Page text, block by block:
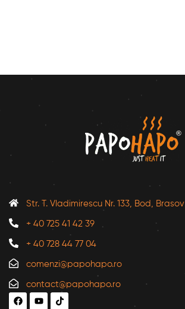
Str. T. Vladimirescu Nr. 133, Bod, Brasov
+ 40 725 41 42 39
+ 40 728 44 77 04
comenzi@papohapo.ro
contact@papohapo.ro